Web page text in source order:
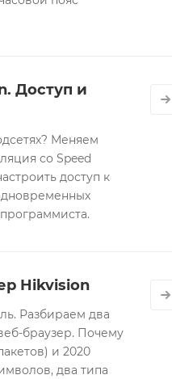
Доступ и
Меняем
со Speed
доступ к
Hikvision
Разбираем два
браузер. Почему
и 2020
два типа